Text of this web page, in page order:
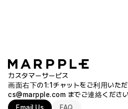
カスタマーサービス
画面右下の1:1チャットをご利用いただ
cs@marpple.com までご連絡ください
Email Us
FAQ